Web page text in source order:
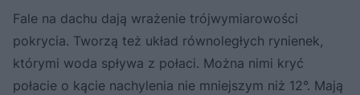
Fale na dachu dają wrażenie trójwymiarowości
pokrycia. Tworzą też układ równoległych rynienek,
którymi woda spływa z połaci. Można nimi kryć
połacie o kącie nachylenia nie mniejszym niż 12°. Mają